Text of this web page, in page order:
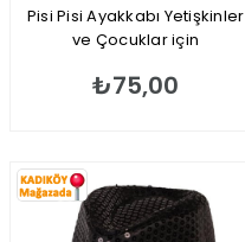
Pisi Pisi Ayakkabı Yetişkinler
ve Çocuklar için
₺75,00